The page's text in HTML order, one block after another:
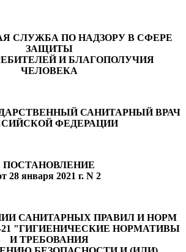
СЛУЖБА ПО НАДЗОРУ В СФЕРЕ
ЗАЩИТЫ
И БЛАГОПОЛУЧИЯ
ЧЕЛОВЕКА
САНИТАРНЫЙ ВРАЧ
ФЕДЕРАЦИИ
ПОСТАНОВЛЕНИЕ
28 января 2021 г. N 2
САНИТАРНЫХ ПРАВИЛ И НОРМ
21 "ГИГИЕНИЧЕСКИЕ НОРМАТИВЫ
И ТРЕБОВАНИЯ